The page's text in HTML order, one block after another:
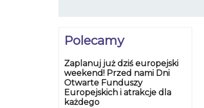
Polecamy
Zaplanuj już dziś europejski
weekend! Przed nami Dni
Otwarte Funduszy
Europejskich i atrakcje dla
każdego